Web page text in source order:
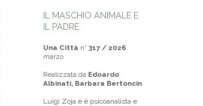
IL MASCHIO ANIMALE E
IL PADRE
Una Città n° 317 / 2026
marzo
Realizzata da Edoardo
Albinati, Barbara Bertoncin
Luigi Zoja è è psicoanalista e